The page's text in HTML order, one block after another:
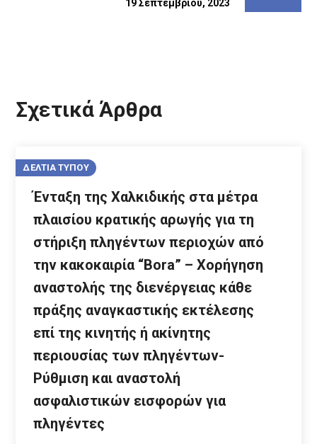
19 Σεπτεμβρίου, 2023
Σχετικά Άρθρα
ΔΕΛΤΙΑ ΤΥΠΟΥ
Ένταξη της Χαλκιδικής στα μέτρα
πλαισίου κρατικής αρωγής για τη
στήριξη πληγέντων περιοχών από
την κακοκαιρία “Bora” – Χορήγηση
αναστολής της διενέργειας κάθε
πράξης αναγκαστικής εκτέλεσης
επί της κινητής ή ακίνητης
περιουσίας των πληγέντων-
Ρύθμιση και αναστολή
ασφαλιστικών εισφορών για
πληγέντες